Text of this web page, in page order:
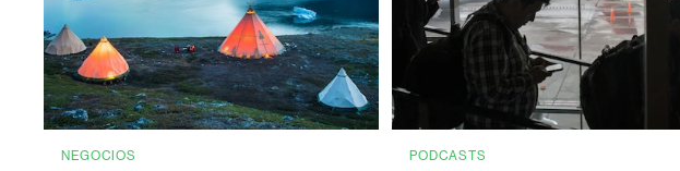
NEGOCIOS PODCASTS